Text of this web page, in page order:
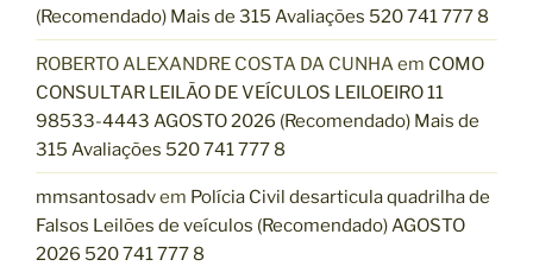
(Recomendado) Mais de 315 Avaliações 520 741 777 8
ROBERTO ALEXANDRE COSTA DA CUNHAem COMO
CONSULTAR LEILÃO DE VEÍCULOS LEILOEIRO 11
98533-4443 AGOSTO 2026 (Recomendado) Mais de
315 Avaliações 520 741 777 8
mmsantosadvem Polícia Civil desarticula quadrilha de
Falsos Leilões de veículos (Recomendado) AGOSTO
2026 520 741 777 8